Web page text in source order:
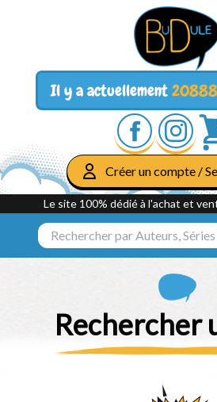
Il y a actuellement20888
Créer un compte /
Le site 100% dédié à l'achat et
Rechercher